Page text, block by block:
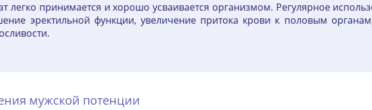
легко принимается и хорошо усваивается организмом. Регулярное
эректильной функции, увеличение притока крови к половым
мужской потенции